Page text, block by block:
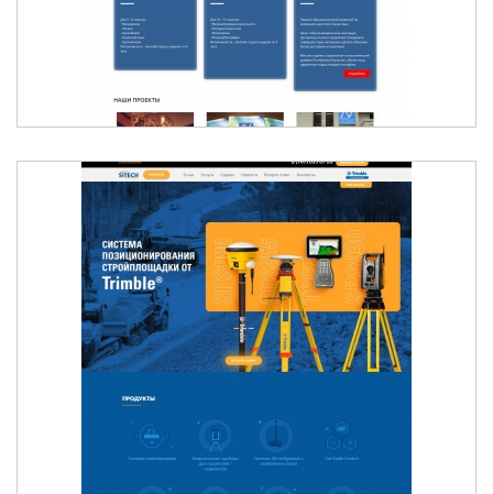
НИВЕЛИРОВАНИЯ TRIMBLE